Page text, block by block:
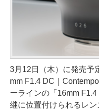
3月12日（木）に発売予
mm F1.4 DC｜
ーラインの「16mm
継に位置付けられるレン